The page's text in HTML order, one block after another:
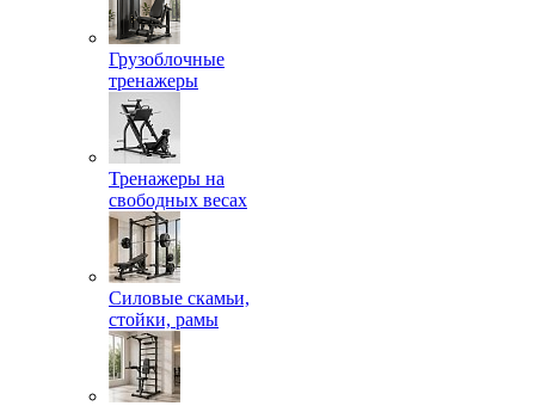
Грузоблочные
тренажеры
Тренажеры на
свободных весах
Силовые скамьи,
стойки, рамы